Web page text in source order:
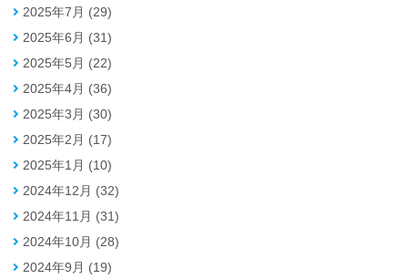
2025年7月 (29)
2025年6月 (31)
2025年5月 (22)
2025年4月 (36)
2025年3月 (30)
2025年2月 (17)
2025年1月 (10)
2024年12月 (32)
2024年11月 (31)
2024年10月 (28)
2024年9月 (19)